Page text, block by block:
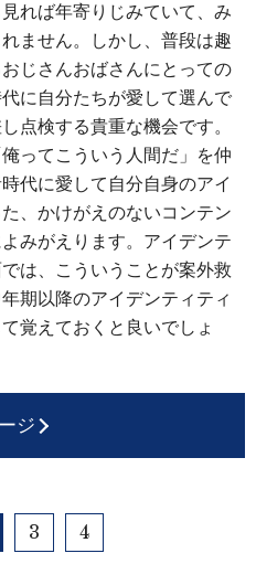
れば年寄りじみていて、み
ません。しかし、普段は趣
じさんおばさんにとっての
に自分たちが愛して選んで
点検する貴重な機会です。
ってこういう人間だ」を仲
代に愛して自分自身のアイ
、かけがえのないコンテン
みがえります。アイデンテ
は、こういうことが案外救
期以降のアイデンティティ
覚えておくと良いでしょ
ジ
3 4